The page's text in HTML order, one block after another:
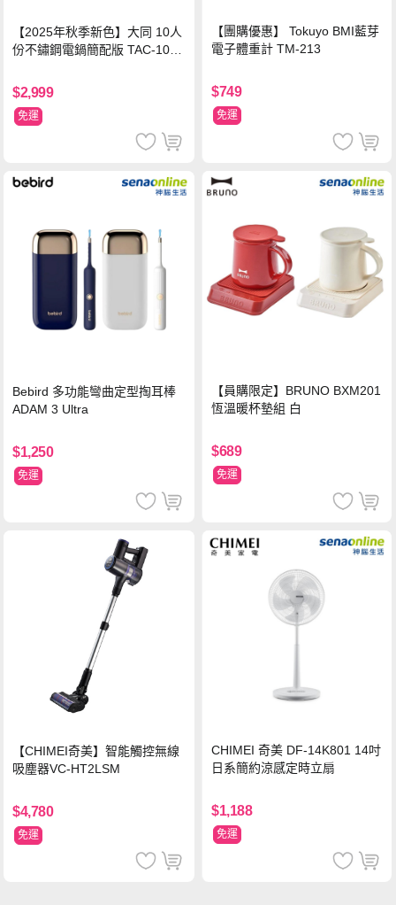
【2025年秋季新色】大同 10人
份不鏽鋼電鍋簡配版 TAC-10L-
$2,999
免運
【團購優惠】 Tokuyo BMI藍芽
電子體重計 TM-213
$749
免運
Bebird 多功能彎曲定型掏耳棒
ADAM 3 Ultra
$1,250
免運
【員購限定】BRUNO BXM201
恆溫暖杯墊組 白
$689
免運
【CHIMEI奇美】智能觸控無線
吸塵器VC-HT2LSM
$4,780
免運
CHIMEI 奇美 DF-14K801 14吋
日系簡約涼感定時立扇
$1,188
免運